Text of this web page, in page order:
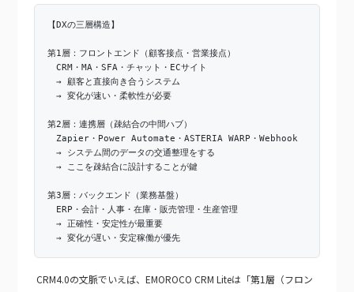
【DXの三層構造】
第1層：フロントエンド（顧客接点・営業接点）
CRM・MA・SFA・チャット・ECサイト
→ 顧客と直接向き合うシステム
→ 変化が速い・柔軟性が必要
第2層：連携層（疎結合の中間ハブ）
Zapier・Power Automate・ASTERIA WARP・Webhook
→ システム間のデータの交通整理をする
→ ここを疎結合に設計することが鍵
第3層：バックエンド（業務基盤）
ERP・会計・人事・在庫・販売管理・生産管理
→ 正確性・安定性が最重要
→ 変化が遅い・安定稼働が優先
CRM4.0の文脈でいえば、EMOROCO CRM Liteは「第1層（フロン